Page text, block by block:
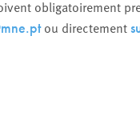
obligatoirement
ou directement